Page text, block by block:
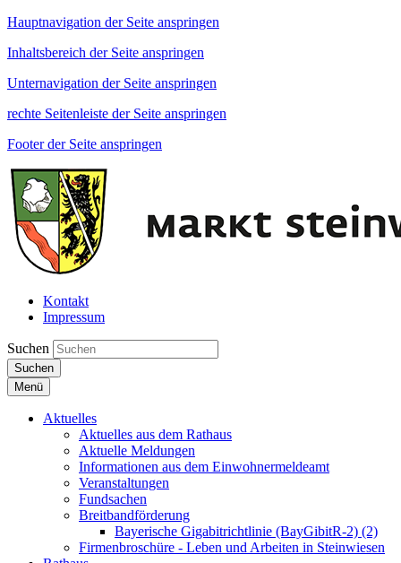
Hauptnavigation der Seite anspringen
Inhaltsbereich der Seite anspringen
Unternavigation der Seite anspringen
rechte Seitenleiste der Seite anspringen
Footer der Seite anspringen
Kontakt
Impressum
Suchen
Suchen
Menü
Aktuelles
Aktuelles aus dem Rathaus
Aktuelle Meldungen
Informationen aus dem Einwohnermeldeamt
Veranstaltungen
Fundsachen
Breitbandförderung
Bayerische Gigabitrichtlinie (BayGibitR-2) (2)
Firmenbroschüre - Leben und Arbeiten in Steinwiesen